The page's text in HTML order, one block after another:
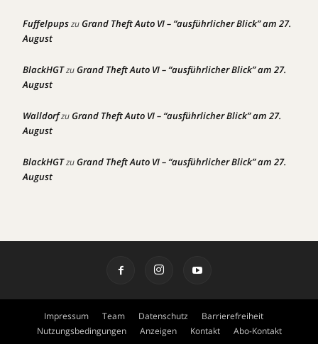
FuffelpupszuGrand Theft Auto VI – “ausführlicher Blick” am 27.
August
BlackHGTzuGrand Theft Auto VI – “ausführlicher Blick” am 27.
August
WalldorfzuGrand Theft Auto VI – “ausführlicher Blick” am 27.
August
BlackHGTzuGrand Theft Auto VI – “ausführlicher Blick” am 27.
August
Impressum Team Datenschutz
Barrierefreiheit
Nutzungsbedingungen
Anzeigen Kontakt Abo-Kontakt